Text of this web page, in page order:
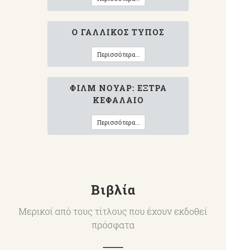
Ο ΓΑΛΛΙΚΌΣ ΤΎΠΟΣ
Περισσότερα...
ΦΙΛΜ ΝΟΥΆΡ: ΈΞΤΡΑ
ΚΕΦΆΛΑΙΟ
Περισσότερα...
Βιβλία
Μερικοί από τους τίτλους που έχουν εκδοθεί
πρόσφατα